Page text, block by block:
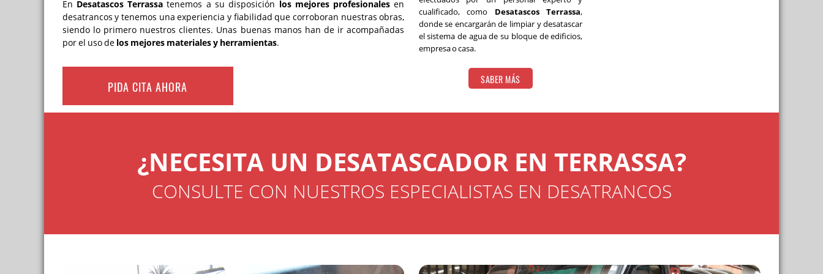
Limpieza de pozos negros
Desatascos baratos 24 horas
Desatascos de depósitos de agua
Reparación de fugas, filtraciones y humedades
Desatascos urgentes
Inspección de tuberías con cámaras de TV
Contratar empresas de desa
En Desatascos Terrassa tenemos a su disposición los mejores profesionales en
desatrancos y tenemos una experiencia y fiabilidad que corroboran nuestras obras,
siendo lo primero nuestros clientes. Unas buenas manos han de ir acompañadas
por el uso delos mejores materiales y herramientas.
PIDA CITA AHORA
cualificado, como Desatascos Terrassa,
donde se encargarán de limpiar y desatascar
el sistema de agua de su bloque de edificios,
empresa o casa.
SABER MÁS
¿NECESITA UN DESATASCADOR EN TERRASSA?
CONSULTE CON NUESTROS ESPECIALISTAS EN DESATRANCOS